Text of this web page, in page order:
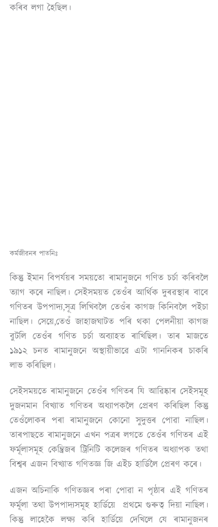
কৰিব লগা হৈছিল।
কৰ্মজীৱনৰ পাতনিঃ
কিন্তু ইমান বিপৰ্যয়ৰ সময়তো ৰামানুজনে গণিত চৰ্চা কৰিবলৈ
ত্যাগ কৰে নাছিল। সেইসময়ত তেওঁৰ আৰ্থিক দুৰৱস্থাৰ বাবে
গণিতৰ উপপাদ্য,সূত্ৰ লিখিবলৈ তেওঁৰ কাগজ কিনিবলৈ পইচা
নাছিল। সেয়ে,তেওঁ জাহাজঘাটত পৰি থকা পেলনীয়া কাগজ
বুটলি তেওঁৰ গণিত চৰ্চা অব্যাহত ৰাখিছিল। তাৰ মাজতে
১৯১২ চনত ৰামানুজনে অস্থায়ীভাৱে এটা গাননিকৰ চাকৰি
লাভ কৰিছিল।
সেইসময়তে ৰামানুজনে তেওঁৰ গণিতৰ যি আৱিষ্কাৰ সেইসমূহ
দুজনমান বিখ্যাত গণিতৰ অধ্যাপকলৈ প্ৰেৰণ কৰিছিল কিন্তু
তেওঁলোকৰ পৰা ৰামানুজনে কোনো সুদুত্তৰ পোৱা নাছিল।
তাৰপাছতে ৰামানুজনে এখন পত্ৰৰ লগতে তেওঁৰ গণিতৰ এই
ফৰ্মূলাসমূহ কেম্ব্ৰিজৰ ট্ৰিনিটি কলেজৰ গণিতৰ অধ্যাপক তথা
বিশ্বৰ এজন বিখ্যাত গণিতজ্ঞ জি এইচ হাৰ্ডিলৈ প্ৰেৰণ কৰে।
এজন অচিনাকি গণিতজ্ঞৰ পৰা পোৱা ন পৃষ্ঠাৰ এই গণিতৰ
ফৰ্মূলা তথা উপপাদ্যসমূহ হাৰ্ডিয়ে প্ৰথমে গুৰুত্ব দিয়া নাছিল।
কিন্তু লাহেকৈ লক্ষ্য কৰি হাৰ্ডিয়ে দেখিলে যে ৰামানুজনৰ